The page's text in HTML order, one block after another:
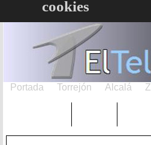
cookies
Portada Torrejón Alcalá